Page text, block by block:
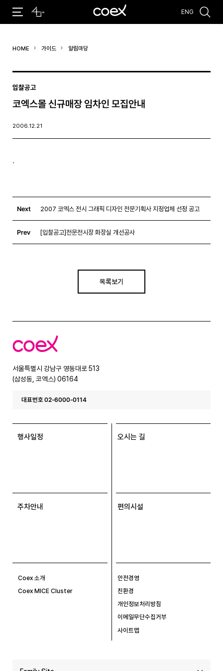
#코엑스 전시 #행사
ENG
HOME 가이드 알림마당
입찰공고
코엑스몰 신규매장 임차인 모집안내
2006.12.21
.
Next 2007 코엑스 전시 그래픽 디자인 전문기획사 지정업체 선정 공고
Prev [입찰공고]전문전시장 화장실 개선공사
목록보기
코
엑
서울특별시 강남구 영동대로 513
(삼성동, 코엑스) 06164
대표번호 02-6000-0114
행사일정 오시는 길
주차안내 편의시설
Coex 소개
Coex MICE Cluster
안전경영
친환경
개인정보처리방침
이메일무단수집거부
사이트맵